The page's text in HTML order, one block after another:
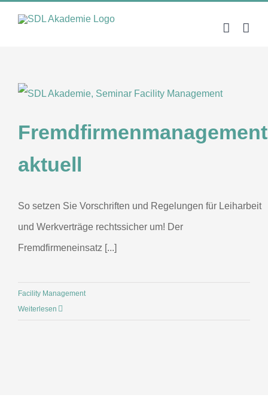
Fremdfirmenmanagement
aktuell
So setzen Sie Vorschriften und Regelungen für Leiharbeit
und Werkverträge rechtssicher um! Der
Fremdfirmeneinsatz [...]
Facility Management
Weiterlesen